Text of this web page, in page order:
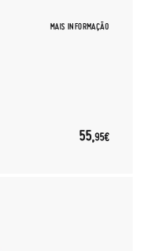
MAIS INFORMAÇÃO
55,95€